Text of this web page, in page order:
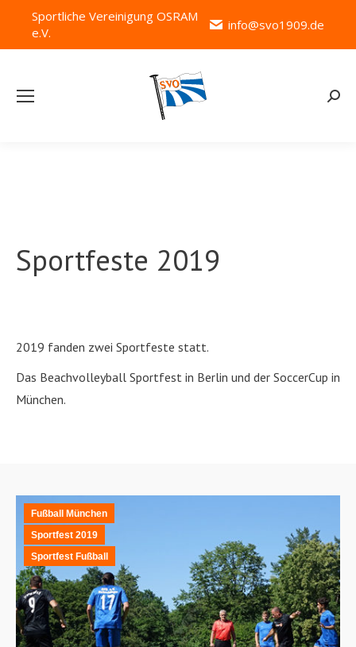
Sportliche Vereinigung OSRAM
e.V.
info@svo1909.de
Sportfeste 2019
2019 fanden zwei Sportfeste statt.
Das Beachvolleyball Sportfest in Berlin und der SoccerCup in
München.
Fußball München
Sportfest 2019
Sportfest Fußball